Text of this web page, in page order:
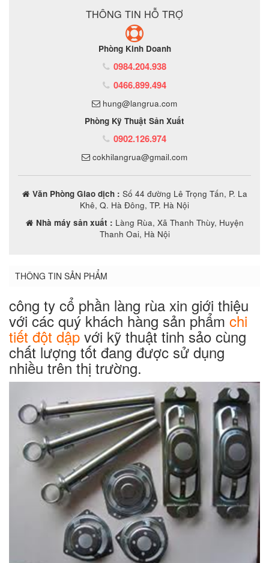
THÔNG TIN HỖ TRỢ
Phòng Kinh Doanh
0984.204.938
0466.899.494
hung@langrua.com
Phòng Kỹ Thuật Sản Xuất
0902.126.974
cokhilangrua@gmail.com
Văn Phòng Giao dịch : Số 44 đường Lê Trọng Tấn, P. La
Khê, Q. Hà Đông, TP. Hà Nội
Nhà máy sản xuất : Làng Rùa, Xã Thanh Thùy, Huyện
Thanh Oai, Hà Nội
THÔNG TIN SẢN PHẨM
công ty cổ phần làng rùa xin giới thiệu
với các quý khách hàng sản phẩm chi
tiết đột dập với kỹ thuật tinh sảo cùng
chất lượng tốt đang được sử dụng
nhiều trên thị trường.